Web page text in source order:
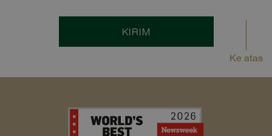
KIRIM
Ke atas